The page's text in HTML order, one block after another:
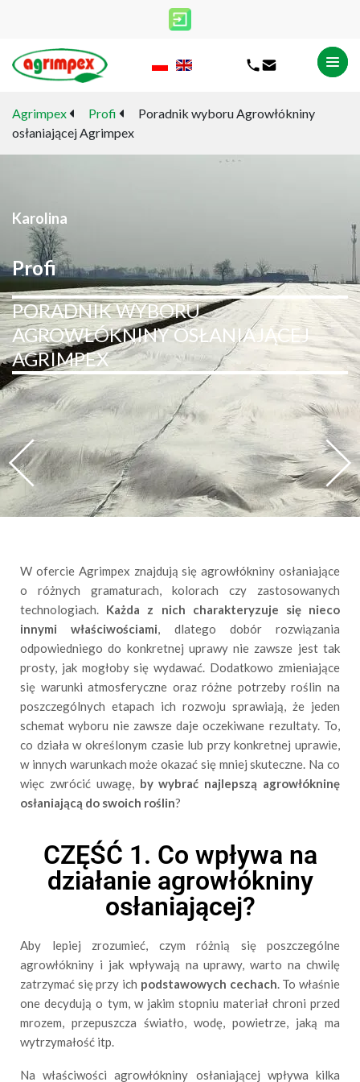
Agrimpex Profi
Poradnik wyboru Agrowłókniny
osłaniającej Agrimpex
Karolina
Profi
PORADNIK WYBORU
AGROWŁÓKNINY OSŁANIAJĄCEJ
AGRIMPEX
W ofercie Agrimpex znajdują się agrowłókniny osłaniające
o różnych gramaturach, kolorach czy zastosowanych
technologiach. Każda z nich charakteryzuje się nieco
innymi właściwościami, dlatego dobór rozwiązania
odpowiedniego do konkretnej uprawy nie zawsze jest tak
prosty, jak mogłoby się wydawać. Dodatkowo zmieniające
się warunki atmosferyczne oraz różne potrzeby roślin na
poszczególnych etapach ich rozwoju sprawiają, że jeden
schemat wyboru nie zawsze daje oczekiwane rezultaty. To,
co działa w określonym czasie lub przy konkretnej uprawie,
w innych warunkach może okazać się mniej skuteczne. Na co
więc zwrócić uwagę, by wybrać najlepszą agrowłókninę
osłaniającą do swoich roślin?
CZĘŚĆ 1. Co wpływa na
działanie agrowłókniny
osłaniającej?
Aby lepiej zrozumieć, czym różnią się poszczególne
agrowłókniny i jak wpływają na uprawy, warto na chwilę
zatrzymać się przy ich podstawowych cechach. To właśnie
one decydują o tym, w jakim stopniu materiał chroni przed
mrozem, przepuszcza światło, wodę, powietrze, jaką ma
wytrzymałość itp.
Na właściwości agrowłókniny osłaniającej wpływa kilka